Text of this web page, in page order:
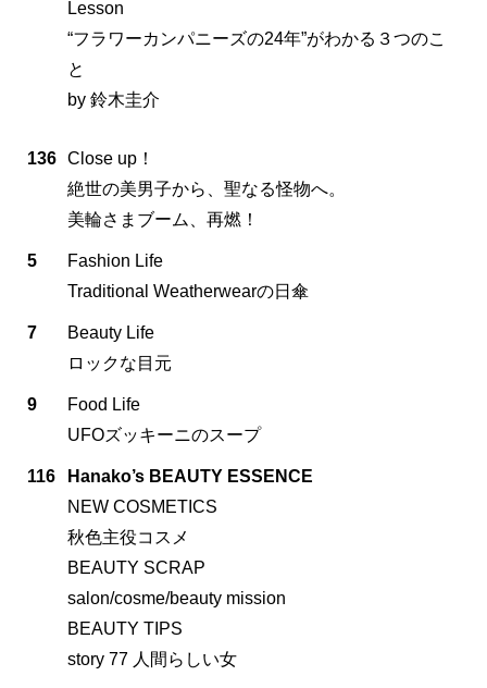
Lesson
“フラワーカンパニーズの24年”がわかる３つのこ
と
by 鈴木圭介
136 Close up！
絶世の美男子から、聖なる怪物へ。
美輪さまブーム、再燃！
5
Fashion Life
Traditional Weatherwearの日傘
7
Beauty Life
ロックな目元
9
Food Life
UFOズッキーニのスープ
116
Hanako’s BEAUTY ESSENCE
NEW COSMETICS
秋色主役コスメ
BEAUTY SCRAP
salon/cosme/beauty mission
BEAUTY TIPS
story 77 人間らしい女